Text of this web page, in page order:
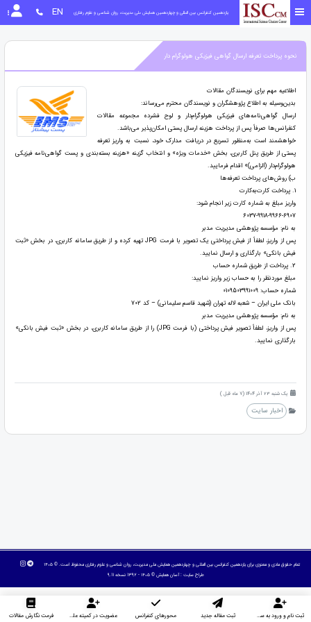
یازدهمین کنفرانس بین المللی و چهاردهمین همایش ملی مدیریت، روان شناسی و علوم رفتاری EN
نحوه پرداخت تعرفه ارسال گواهی فیزیکی هولوگرام دار
اطلاعیه مهم برای نویسندگان مقالات
بدین‌وسیله به اطلاع پژوهشگران و نویسندگان محترم می‌رساند:
ارسال گواهی‌نامه‌های فیزیکی هولوگرام‌دار و لوح فشرده مجموعه مقالات
کنفرانس‌ها صرفاً پس از پرداخت هزینه ارسال پستی امکان‌پذیر می‌باشد.
خواهشمند است به‌منظور تسریع در دریافت مدارک خود، نسبت به واریز تعرفه
پستی از طریق پنل کاربری، بخش «خدمات ویژه» و انتخاب گزینه «هزینه بسته‌بندی و پست گواهی‌نامه فیزیکی
هولوگرام‌دار (الزامی)» اقدام فرمایید.
ب) روش‌های پرداخت تعرفه‌ها
1. پرداخت کارت‌به‌کارت
واریز مبلغ به شماره کارت زیر انجام شود:
6037-9918-9966-6907
به نام: مؤسسه پژوهشی مدیریت مدبر
پس از واریز، لطفاً از فیش پرداختی یک تصویر با فرمت JPG تهیه کرده و از طریق سامانه کاربری، در بخش «ثبت
فیش بانکی» بارگذاری و ارسال نمایید.
2. پرداخت از طریق شماره حساب
مبلغ موردنظر را به حساب زیر واریز نمایید:
شماره حساب: 0109503991009
بانک ملی ایران – شعبه لاله تهران (شهید قاسم سلیمانی) – کد 702
به نام: مؤسسه پژوهشی مدیریت مدبر
پس از واریز، لطفاً تصویر فیش پرداختی (با فرمت JPG) را از طریق سامانه کاربری، در بخش «ثبت فیش بانکی»
بارگذاری نمایید.
یک شنبه 23 آذر 1404 (7 ماه قبل )
اخبار سایت
تمام حقوق مادی و معنوی برای یازدهمین کنفرانس بین المللی و چهاردهمین همایش ملی مدیریت، روان شناسی و علوم رفتاری محفوظ است. © ۱۴۰۵
طراح سایت :آسان همایش © ۱۴۰۵ - 1392 نسخه 9.11
ثبت نام و ورود به سایت ثبت مقاله جدید محورهای کنفرانس عضویت در کمیته علمی داوران فرمت نگارش مقالات